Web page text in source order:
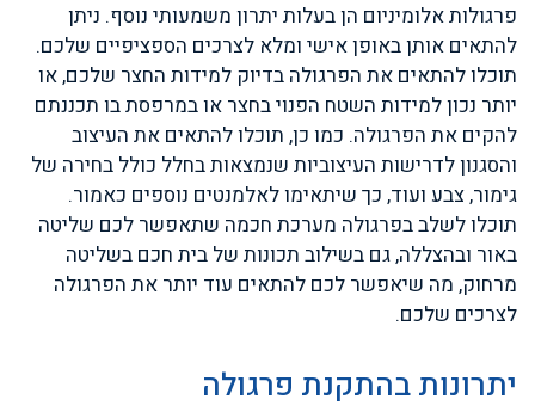
פרגולות אלומיניום הן בעלות יתרון משמעותי נוסף. ניתן
להתאים אותן באופן אישי ומלא לצרכים הספציפיים שלכם.
תוכלו להתאים את הפרגולה בדיוק למידות החצר שלכם, או
יותר נכון למידות השטח הפנוי בחצר או במרפסת בו תכננתם
להקים את הפרגולה. כמו כן, תוכלו להתאים את העיצוב
והסגנון לדרישות העיצוביות שנמצאות בחלל כולל בחירה של
גימור, צבע ועוד, כך שיתאימו לאלמנטים נוספים כאמור.
תוכלו לשלב בפרגולה מערכת חכמה שתאפשר לכם שליטה
באור ובהצללה, גם בשילוב תכונות של בית חכם בשליטה
מרחוק, מה שיאפשר לכם להתאים עוד יותר את הפרגולה
לצרכים שלכם.
יתרונות בהתקנת פרגולה